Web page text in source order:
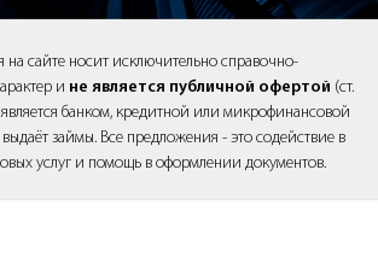
сайте носит исключительно справочно-
и не является публичной офертой (ст.
банком, кредитной или микрофинансовой
займы. Все предложения - это содействие в
услуг и помощь в оформлении документов.